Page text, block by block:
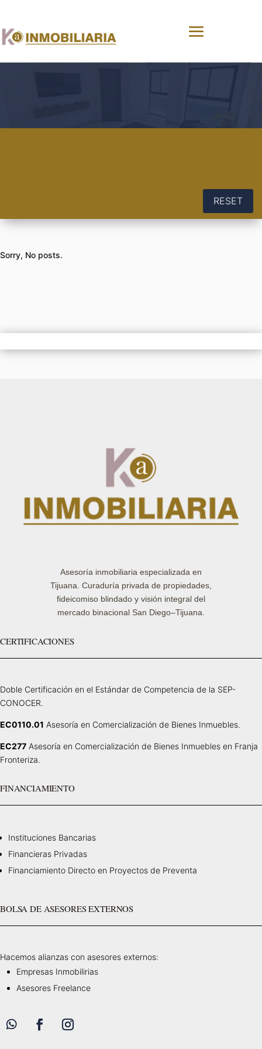
RESET
Sorry, No posts.
Asesoría inmobiliaria especializada en
Tijuana. Curaduría privada de propiedades,
fideicomiso blindado y visión integral del
mercado binacional San Diego–Tijuana.
CERTIFICACIONES
Doble Certificación en el Estándar de Competencia de la SEP-
CONOCER.
EC0110.01 Asesoría en Comercialización de Bienes Inmuebles.
EC277 Asesoría en Comercialización de Bienes Inmuebles en Franja
Fronteriza.
FINANCIAMIENTO
Instituciones Bancarias
Financieras Privadas
Financiamiento Directo en Proyectos de Preventa
BOLSA DE ASESORES EXTERNOS
Hacemos alianzas con asesores externos:
Empresas Inmobilirias
Asesores Freelance